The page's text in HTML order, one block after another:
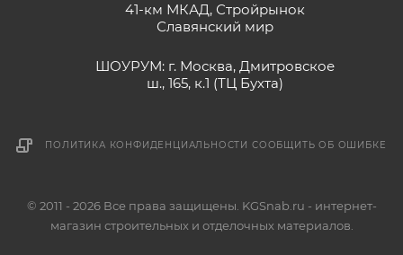
41-км МКАД, Стройрынок
Славянский мир
ШОУРУМ: г. Москва, Дмитровское
ш., 165, к.1 (ТЦ Бухта)
ПОЛИТИКА КОНФИДЕНЦИАЛЬНОСТИ СООБЩИТЬ ОБ ОШИБКЕ
© 2011 - 2026 Все права защищены. KGSnab.ru - интернет-
магазин строительных и отделочных материалов.